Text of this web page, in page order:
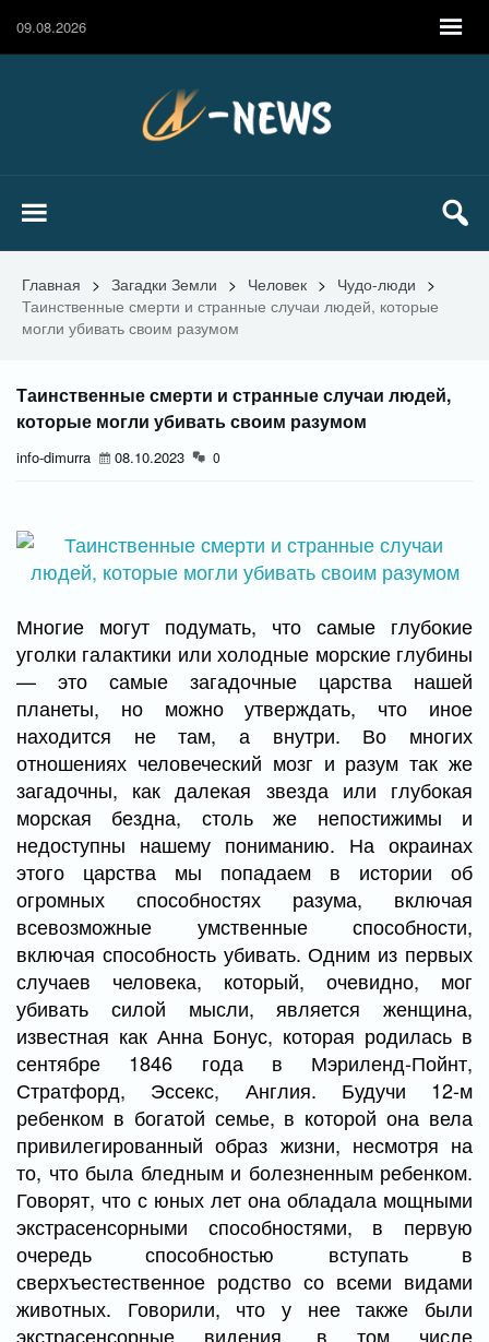
09.08.2026
Главная > Загадки Земли > Человек > Чудо-люди >
Таинственные смерти и странные случаи людей, которые
могли убивать своим разумом
Таинственные смерти и странные случаи людей,
которые могли убивать своим разумом
info-dimurra 08.10.2023 0
Многие могут подумать, что самые глубокие
уголки галактики или холодные морские глубины
— это самые загадочные царства нашей
планеты, но можно утверждать, что иное
находится не там, а внутри. Во многих
отношениях человеческий мозг и разум так же
загадочны, как далекая звезда или глубокая
морская бездна, столь же непостижимы и
недоступны нашему пониманию. На окраинах
этого царства мы попадаем в истории об
огромных способностях разума, включая
всевозможные умственные способности,
включая способность убивать. Одним из первых
случаев человека, который, очевидно, мог
убивать силой мысли, является женщина,
известная как Анна Бонус, которая родилась в
сентябре 1846 года в Мэриленд-Пойнт,
Стратфорд, Эссекс, Англия. Будучи 12-м
ребенком в богатой семье, в которой она вела
привилегированный образ жизни, несмотря на
то, что была бледным и болезненным ребенком.
Говорят, что с юных лет она обладала мощными
экстрасенсорными способностями, в первую
очередь способностью вступать в
сверхъестественное родство со всеми видами
животных. Говорили, что у нее также были
экстрасенсорные видения, в том числе